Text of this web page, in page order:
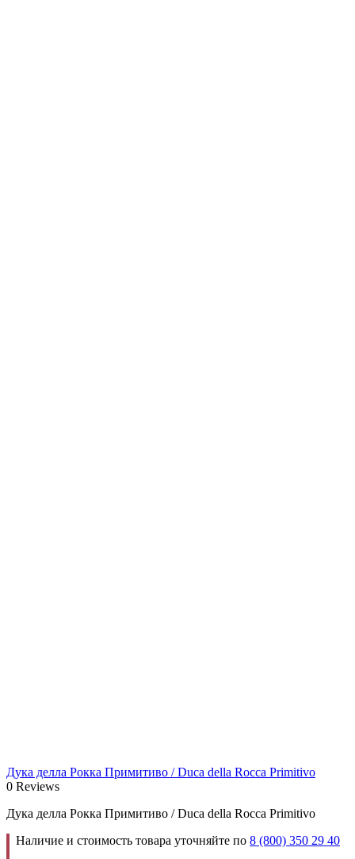
Дука делла Рокка Примитиво / Duca della Rocca Primitivo
0 Reviews
Дука делла Рокка Примитиво / Duca della Rocca Primitivo
Наличие и стоимость товара уточняйте по 8 (800) 350 29 40